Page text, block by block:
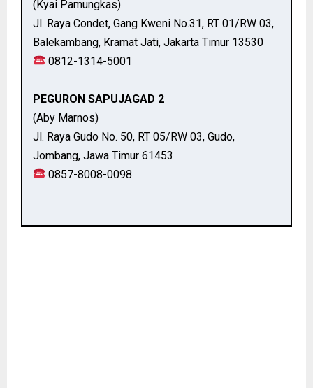
(Kyai Pamungkas)
Jl. Raya Condet, Gang Kweni No.31, RT 01/RW 03,
Balekambang, Kramat Jati, Jakarta Timur 13530
0812-1314-5001
PEGURON SAPUJAGAD 2
(Aby Marnos)
Jl. Raya Gudo No. 50, RT 05/RW 03, Gudo,
Jombang, Jawa Timur 61453
0857-8008-0098